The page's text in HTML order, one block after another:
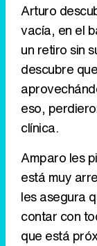
Arturo
vacía, en el
un retiro sin
descubre
eso,
clínica.
Amparo les
está muy
les asegura
contar con
que está